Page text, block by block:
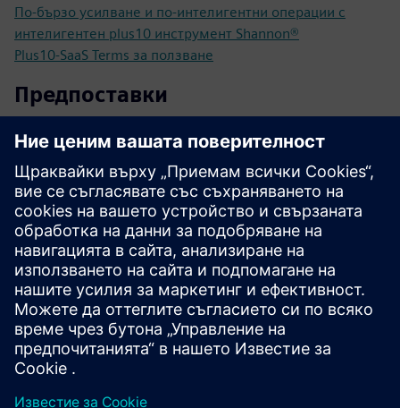
По-бързо усилване и по-интелигентни операции с
интелигентен plus10 инструмент Shannon®
Plus10-SaaS Terms за ползване
Предпоставки
Индустриално крайно устройство на Siemens,
инсталирано в машинна мрежа с приложение plus10
Свързаност: криптиран изходящ трафик към облачен
бекенд чрез HTTPS
PLC: семейство S7-1200/1500 или други PLC устройства
с ефективен OPC UA сървър на борда
TIA V19 или по-висока
TIA PLC аларми, използвани за повишаване на HMI
събития
Други случаи се нуждаят от изясняване с техническа
поддръжка на plus10: interested@plus10.de